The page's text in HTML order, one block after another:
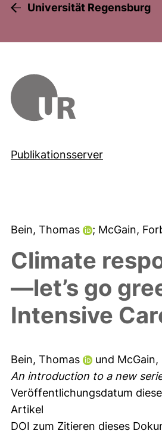
Universität Regensburg
Publikationsserver
Bein, Thomas ; McGain,
Climate
—let’s go
Intensive
Bein, Thomas und McGain,
An introduction to a new
Veröffentlichungsdatum
Artikel
DOI zum Zitieren dieses